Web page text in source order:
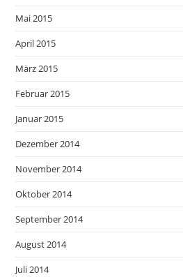
Mai 2015
April 2015
März 2015
Februar 2015
Januar 2015
Dezember 2014
November 2014
Oktober 2014
September 2014
August 2014
Juli 2014